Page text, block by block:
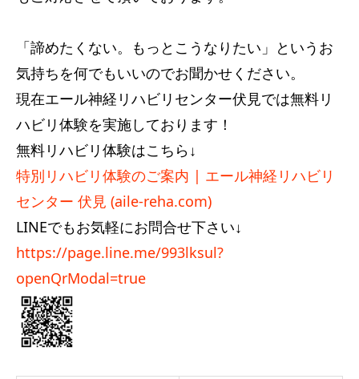
「諦めたくない。もっとこうなりたい」というお
気持ちを何でもいいのでお聞かせください。
現在エール神経リハビリセンター伏見では無料リ
ハビリ体験を実施しております！
無料リハビリ体験はこちら↓
特別リハビリ体験のご案内 | エール神経リハビリ
センター 伏見 (aile-reha.com)
LINEでもお気軽にお問合せ下さい↓
https://page.line.me/993lksul?
openQrModal=true